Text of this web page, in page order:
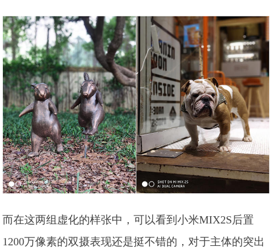
而在这两组虚化的样张中，可以看到小米MIX2S后置
1200万像素的双摄表现还是挺不错的，对于主体的突出